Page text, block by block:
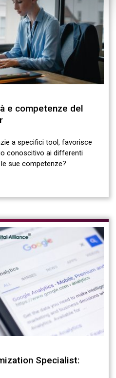
e competenze del
a specifici tool, favorisce
conoscitivo ai differenti
sue competenze?
Specialist: